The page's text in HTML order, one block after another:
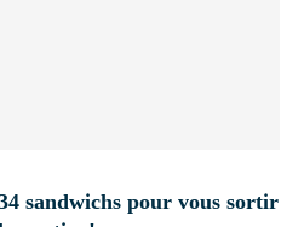
sandwichs pour vous sortir